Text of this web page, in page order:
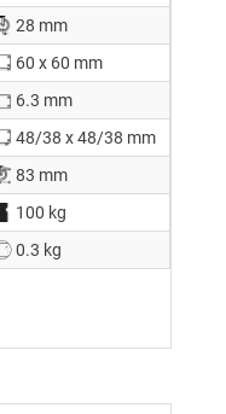
28 mm
60 x 60 mm
6.3 mm
48/38 x 48/38 mm
83 mm
100 kg
0.3 kg